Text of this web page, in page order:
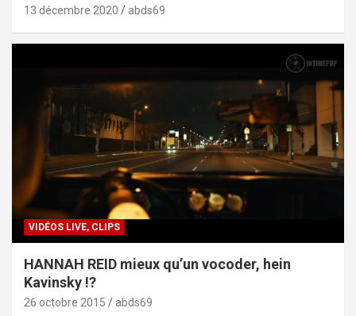
13 décembre 2020 abds69
VIDÉOS LIVE, CLIPS
HANNAH REID mieux qu’un vocoder, hein
Kavinsky !?
26 octobre 2015 abds69